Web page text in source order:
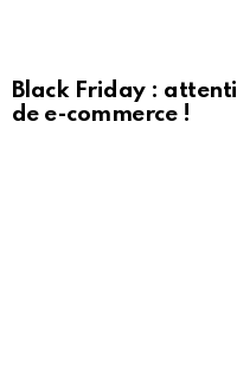
Black Friday :
de e-commerce !